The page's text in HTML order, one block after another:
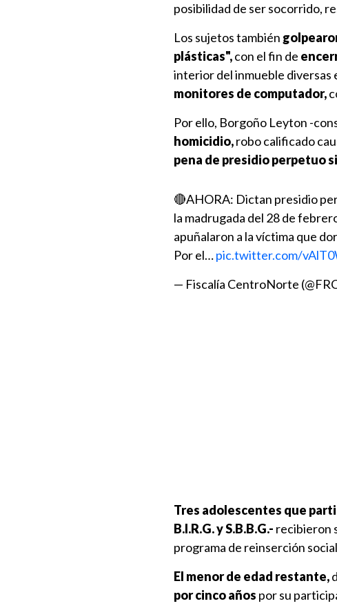
posibilidad de ser socorrido,
Los sujetos también
plásticas",con el fin de
interior del inmueble diversas
monitores de computador,
Por ello, Borgoño Leyton -
homicidio,robo calificado
pena de presidio perpetuo
🔴AHORA: Dictan presidio
la madrugada del 28 de
apuñalaron a la víctima que
Por el…pic.twitter.com/
— Fiscalía CentroNorte
Tres adolescentes que
B.I.R.G. y S.B.B.G.- recibieron
programa de reinserción
El menor de edad restante,
por cinco años por su